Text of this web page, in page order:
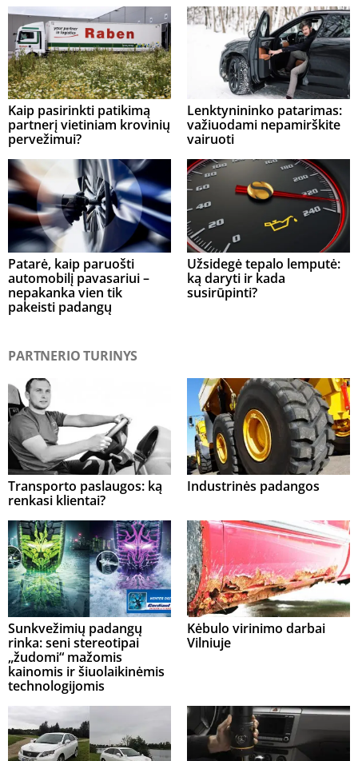
Kaip pasirinkti patikimą
partnerį vietiniam krovinių
pervežimui?
Lenktynininko patarimas:
važiuodami nepamirškite
vairuoti
Patarė, kaip paruošti
automobilį pavasariui –
nepakanka vien tik
pakeisti padangų
Užsidegė tepalo lemputė:
ką daryti ir kada
susirūpinti?
PARTNERIO TURINYS
Transporto paslaugos: ką
renkasi klientai?
Industrinės padangos
Sunkvežimių padangų
rinka: seni stereotipai
„žudomi“ mažomis
kainomis ir šiuolaikinėmis
technologijomis
Kėbulo virinimo darbai
Vilniuje